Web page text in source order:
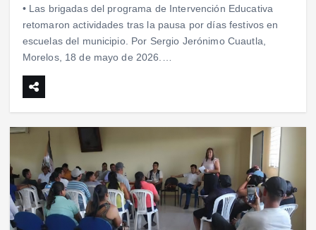
• Las brigadas del programa de Intervención Educativa
retomaron actividades tras la pausa por días festivos en
escuelas del municipio. Por Sergio Jerónimo Cuautla,
Morelos, 18 de mayo de 2026.…